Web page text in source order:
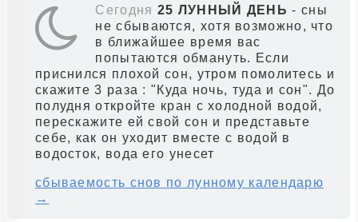
Сегодня 25 ЛУННЫЙ ДЕНЬ - сны
не сбываются, хотя возможно, что
в ближайшее время вас
попытаются обмануть. Если
приснился плохой сон, утром помолитесь и
скажите 3 раза : "Куда ночь, туда и сон". До
полудня откройте кран с холодной водой,
перескажите ей свой сон и представьте
себе, как он уходит вместе с водой в
водосток, вода его унесет
сбываемость снов по лунному календарю
→